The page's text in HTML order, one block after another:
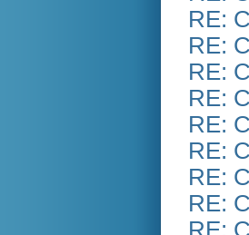
RE:
RE:
RE:
RE:
RE:
RE:
RE:
RE:
RE: